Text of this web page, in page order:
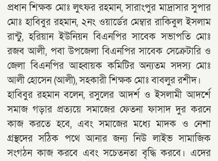
প্রধান শিক্ষক মোঃ লুৎফর রহমান, সারাংপুর মাদ্রাসার সুপার
মোঃ হাবিবুর রহমান, ২নং ওয়ার্ডের মেম্বার রাকিবুল ইসলাম
রান্টু, হরিয়ান ইউনিয়ন বিএনপির সাবেক সভাপতি মোঃ
রজব আলী, পবা উপজেলা বিএনপির সাবেক সেক্রেটারি ও
জেলা বিএনপির আহ্বায়ক কমিটির অন্যতম সদস্য মোঃ
আলী হোসেন (আলী), সহকারী শিক্ষক মোঃ বাবলুর রশীদ।
হাবিবুর রহমান বলেন, রসুলের আদর্শ ও ইসলামী আদর্শে
সমাজ গড়ার প্রত্যয়ে সমাজের ফেতনা ফাসাদ দুর করনে
কাজ করতে হবে, এবং সমাজের মধ্যে মাদক ও নেশা
গ্রস্থদের সঠিক পথে আনার জন্য নিউ লাইভ সামাজিক
সংগঠন কাজ করবে এবং সচেতনতা বৃদ্ধি করবে। এদের